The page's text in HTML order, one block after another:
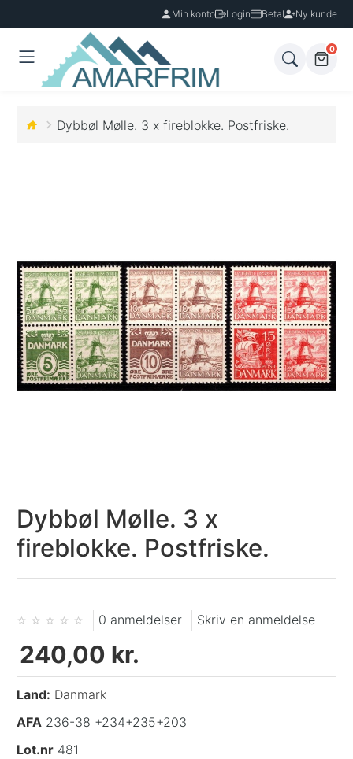
Min konto Login Betal Ny kunde
0
Dybbøl Mølle. 3 x fireblokke. Postfriske.
Dybbøl Mølle. 3 x
fireblokke. Postfriske.
0 anmeldelser Skriv en anmeldelse
240,00 kr.
Land: Danmark
AFA 236-38 +234+235+203
Lot.nr 481